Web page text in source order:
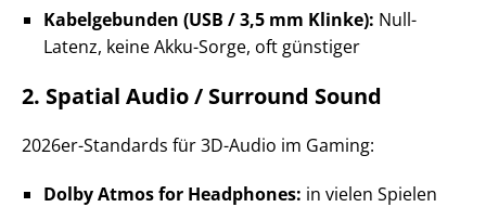
Kabelgebunden (USB / 3,5 mm Klinke): Null-
Latenz, keine Akku-Sorge, oft günstiger
2. Spatial Audio / Surround Sound
2026er-Standards für 3D-Audio im Gaming:
Dolby Atmos for Headphones: in vielen Spielen